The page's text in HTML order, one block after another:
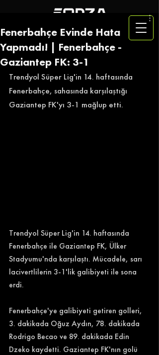
Fenerbahçe Evinde Hata
Yapmadı! | Fenerbahçe -
Gaziantep FK: 3-1
Trendyol Süper Lig'in 14. haftasında
Fenerbahçe, sahasında karşılaştığı
Gaziantep FK'yı 3-1 mağlup etti.
Trendyol Süper Lig'in 14. haftasında
Fenerbahçe ile Gaziantep FK, Ülker
Stadyumu'nda karşılaştı. Mücadele, sarı
lacivertlilerin 3-1'lik galibiyeti ile sona
erdi.
Fenerbahçe'ye galibiyeti getiren golleri,
3. dakikada Oğuz Aydın, 78. dakikada
Rodrigo Becao ve 89. dakikada Edin
Dzeko kaydetti. Gaziantep FK'nın golü